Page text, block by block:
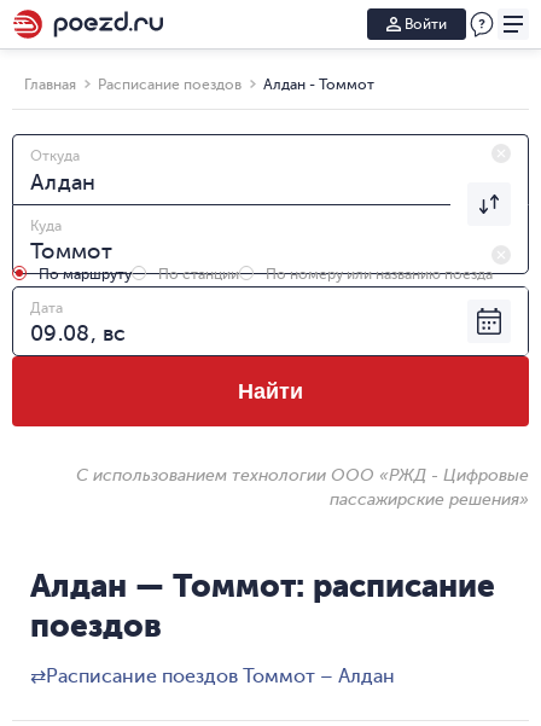
Войти
Главная Расписание поездов Алдан - Томмот
Откуда
Куда
По маршруту По станции
По номеру или названию поезда
Дата
Найти
С использованием технологии ООО «РЖД - Цифровые
пассажирские решения»
Алдан — Томмот: расписание
поездов
⇄Расписание поездов Томмот – Алдан